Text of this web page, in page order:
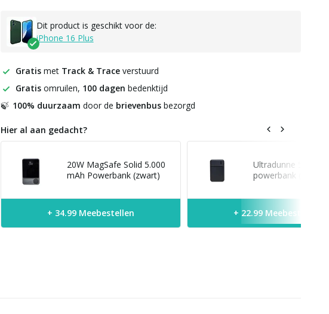
Dit product is geschikt voor de:
iPhone 16 Plus
Gratismet Track & Traceverstuurd
Gratisomruilen, 100 dagen bedenktijd
🍃 100% duurzaam door de brievenbusbezorgd
Hier al aan gedacht?
20W MagSafe Solid 5.000
mAh Powerbank (zwart)
+ 34.99 Meebestellen
Ultradunne 5.000
powerbank (zwart)
+ 22.99 Meebestellen